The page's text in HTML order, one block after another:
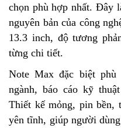
chọn phù hợp nhất. Đây
nguyên bản của công
13.3 inch, độ tương
từng chi tiết.
Note Max đặc biệt
ngành, báo cáo kỹ
Thiết kế mỏng, pin bền,
yên tĩnh, giúp người